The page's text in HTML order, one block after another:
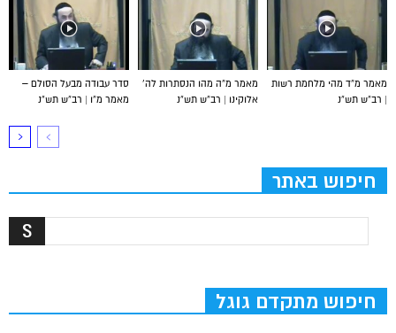
סדר עבודה מבעל הסולם –
מאמר מ”ו | רב”ש תש”נ
מאמר מ”ה מהו הנסתרות לה’
אלוקינו | רב”ש תש”נ
מאמר מ”ד מהי מלחמת רשות
| רב”ש תש”נ
חיפוש באתר
חיפוש מתקדם גוגל